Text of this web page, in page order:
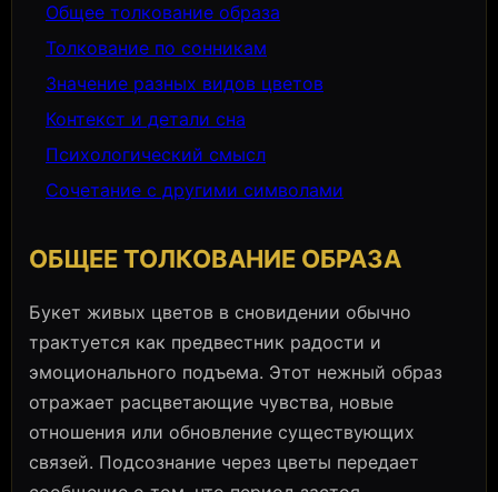
Общее толкование образа
Толкование по сонникам
Значение разных видов цветов
Контекст и детали сна
Психологический смысл
Сочетание с другими символами
ОБЩЕЕ ТОЛКОВАНИЕ ОБРАЗА
Букет живых цветов в сновидении обычно
трактуется как предвестник радости и
эмоционального подъема. Этот нежный образ
отражает расцветающие чувства, новые
отношения или обновление существующих
связей. Подсознание через цветы передает